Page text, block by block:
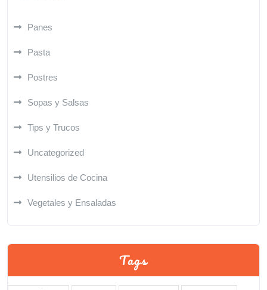
Panes
Pasta
Postres
Sopas y Salsas
Tips y Trucos
Uncategorized
Utensilios de Cocina
Vegetales y Ensaladas
Tags